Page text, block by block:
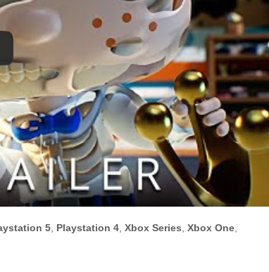
5 Playstation 4 Xbox Series Xbox One